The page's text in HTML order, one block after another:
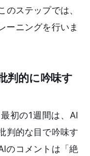
のステップでは、
ーニングを行いま
判的に吟味す
初の1週間は、AI
判的な目で吟味す
のコメントは「絶